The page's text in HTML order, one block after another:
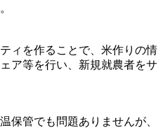
ィを作ることで、米作りの情
ア等を行い、新規就農者をサ
保管でも問題ありませんが、